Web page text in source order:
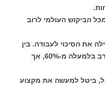
הביקוש העולמי לרוב
את הסיכוי לעבודה. בין
השנים 1970 ל-1995 עלה התוצר הלאומי הגולמי לנפש במדינות המערב בלמעלה מ-60%, אך
ביטל למעשה את מקצוע